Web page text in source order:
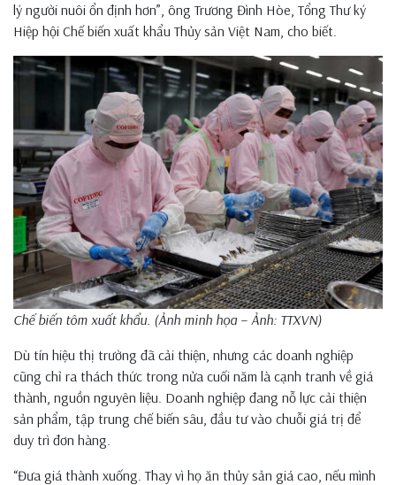
lý người nuôi ổn định hơn”, ông Trương Đình Hòe, Tổng Thư ký
Hiệp hội Chế biến xuất khẩu Thủy sản Việt Nam, cho biết.
Chế biến tôm xuất khẩu. (Ảnh minh họa – Ảnh: TTXVN)
Dù tín hiệu thị trường đã cải thiện, nhưng các doanh nghiệp
cũng chỉ ra thách thức trong nửa cuối năm là cạnh tranh về giá
thành, nguồn nguyên liệu. Doanh nghiệp đang nỗ lực cải thiện
sản phẩm, tập trung chế biến sâu, đầu tư vào chuỗi giá trị để
duy trì đơn hàng.
“Đưa giá thành xuống. Thay vì họ ăn thủy sản giá cao, nếu mình